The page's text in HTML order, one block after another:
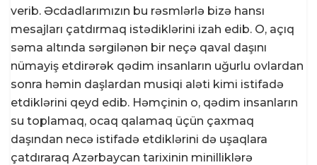
verib. Əcdadlarımızın bu rəsmlərlə bizə hansı
mesajları çatdırmaq istədiklərini izah edib. O, açıq
səma altında sərgilənən bir neçə qaval daşını
nümayiş etdirərək qədim insanların uğurlu ovlardan
sonra həmin daşlardan musiqi aləti kimi istifadə
etdiklərini qeyd edib. Həmçinin o, qədim insanların
su toplamaq, ocaq qalamaq üçün çaxmaq
daşından necə istifadə etdiklərini də uşaqlara
çatdıraraq Azərbaycan tarixinin minilliklərə